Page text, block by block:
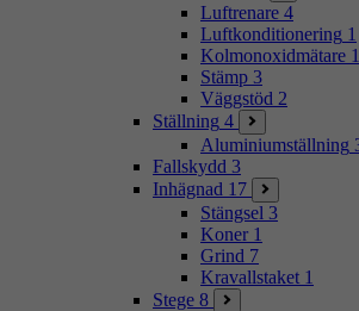
Luftrenare 4
Luftkonditionering 1
Kolmonoxidmätare 1
Stämp 3
Väggstöd 2
Ställning 4
Aluminiumställning
Fallskydd 3
Inhägnad 17
Stängsel 3
Koner 1
Grind 7
Kravallstaket 1
Stege 8